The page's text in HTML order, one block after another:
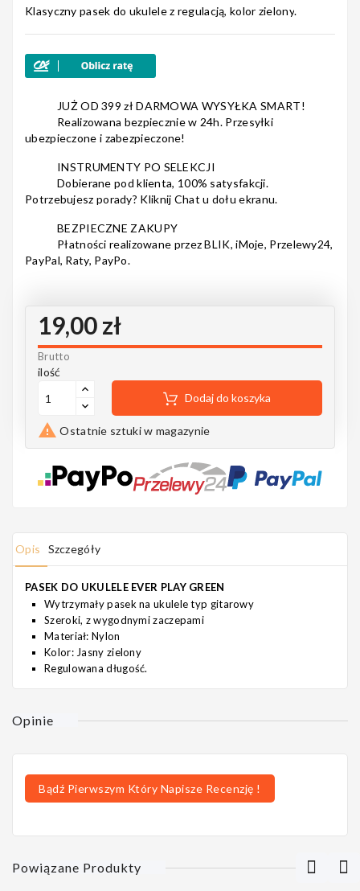
Nagłośnienie
Kursy/Szkolenia
Prezenty
MAHILELE
Usługi
Klasyczny pasek do ukulele z regulacją, kolor zielony.
JUŻ OD 399 zł DARMOWA WYSYŁKA SMART!
Realizowana bezpiecznie w 24h. Przesyłki
ubezpieczone i zabezpieczone!
INSTRUMENTY PO SELEKCJI
Dobierane pod klienta, 100% satysfakcji.
Potrzebujesz porady? Kliknij Chat u dołu ekranu.
BEZPIECZNE ZAKUPY
Płatności realizowane przez BLIK, iMoje, Przelewy24,
PayPal, Raty, PayPo.
19,00 zł
Brutto
ilość
Dodaj do koszyka
 Ostatnie sztuki w magazynie
Opis Szczegóły
PASEK DO UKULELE EVER PLAY GREEN
Wytrzymały pasek na ukulele typ gitarowy
Szeroki, z wygodnymi zaczepami
Materiał: Nylon
Kolor: Jasny zielony
Regulowana długość.
Opinie
Bądź Pierwszym Który Napisze Recenzję !
Powiązane Produkty